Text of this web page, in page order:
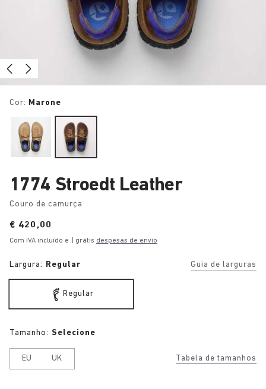
Cor: Marone
1774 Stroedt Leather
Couro de camurça
Price:
€ 420,00
Com IVA incluído e | grátis despesas de envio
Largura: Regular Guia de larguras
Regular
Tabela de tamanhos
Tamanho: Selecione
EU UK